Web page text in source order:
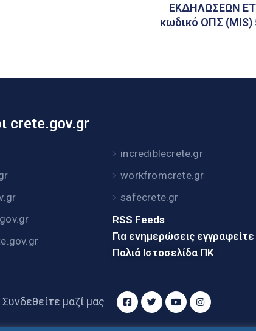
ΕΚΔΗΛΩΣΕΩΝ
κωδικό ΟΠΣ (MIS)
crete.gov.gr
incrediblecrete.gr
workfromcrete.gr
safecrete.gr
RSS Feeds
Για ενημερώσεις
Παλιά Ιστοσελίδα ΠΚ
Συνδεθείτε μαζί μας